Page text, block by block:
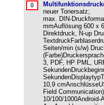
neuer Tonersatz;
max. DIN-
mmAuflösung 600 x
Direktdruck, N-up
Seiten/min (s/w)
3, PDF, HP PML,
10,9
Field
10/100/1000Android-